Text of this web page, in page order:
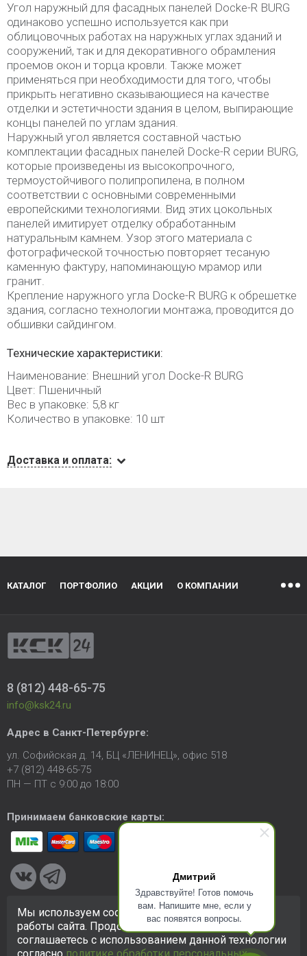
Дмитрий
Здравствуйте! Готов помочь
вам. Напишите мне, если у
вас появятся вопросы.
Угол наружный для фасадных панелей Docke-R BURG
одинаково успешно используется как при
облицовочных работах на наружных углах зданий и
сооружений, так и для декоративного обрамления
проемов окон и торца кровли. Также может
применяться при необходимости для того, чтобы
прикрыть негативно сказывающиеся на качестве
отделки и эстетичности здания в целом, выпирающие
концы панелей по углам здания.
Наружный угол является составной частью
комплектации фасадных панелей Docke-R серии BURG,
которые произведены из высокопрочного,
термоустойчивого полипропилена, в полном
соответствии с основными современными
европейскими технологиями. Вид этих цокольных
панелей имитирует отделку обработанным
натуральным камнем. Узор этого материала с
фотографической точностью повторяет тесаную
каменную фактуру, напоминающую мрамор или
гранит.
Крепление наружного угла Docke-R BURG к обрешетке
здания, согласно технологии монтажа, проводится до
обшивки сайдингом.
Технические характеристики:
Наименование: Внешний угол Docke-R BURG
Цвет: Пшеничный
Вес в упаковке: 5,8 кг
Количество в упаковке: 10 шт
Доставка и оплата:
КАТАЛОГ ПОРТФОЛИО АКЦИИ О КОМПАНИИ
8 (812) 448-65-75
info@ksk24.ru
Адрес в Санкт-Петербурге:
ул. Софийская д. 14, БЦ «ЛЕНИНЕЦ», офис 518
+7 (812) 448-65-75
ПН — ПТ с 9:00 до 18:00
Принимаем банковские карты:
© 2005-2026 ООО «КСК». Сайт https://ksk24.ruсоздан
исключительно в информационных целях и любая информация
на сайте не является публичной офертой.Политика в
Мы используем cookie-файлы для улучшения
работы сайта. Продолжая использовать сайт, вы
соглашаетесь с использованием данной технологии